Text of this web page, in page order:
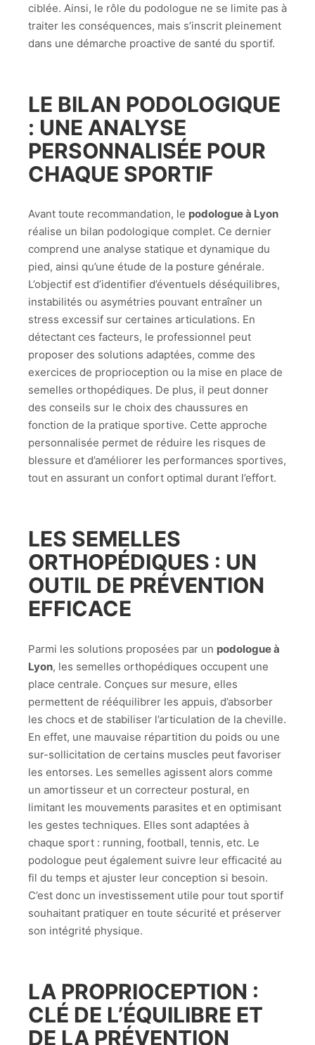
ciblée. Ainsi, le rôle du podologue ne se limite pas à
traiter les conséquences, mais s’inscrit pleinement
dans une démarche proactive de santé du sportif.
LE BILAN PODOLOGIQUE
: UNE ANALYSE
PERSONNALISÉE POUR
CHAQUE SPORTIF
Avant toute recommandation, le podologue à Lyon
réalise un bilan podologique complet. Ce dernier
comprend une analyse statique et dynamique du
pied, ainsi qu’une étude de la posture générale.
L’objectif est d’identifier d’éventuels déséquilibres,
instabilités ou asymétries pouvant entraîner un
stress excessif sur certaines articulations. En
détectant ces facteurs, le professionnel peut
proposer des solutions adaptées, comme des
exercices de proprioception ou la mise en place de
semelles orthopédiques. De plus, il peut donner
des conseils sur le choix des chaussures en
fonction de la pratique sportive. Cette approche
personnalisée permet de réduire les risques de
blessure et d’améliorer les performances sportives,
tout en assurant un confort optimal durant l’effort.
LES SEMELLES
ORTHOPÉDIQUES : UN
OUTIL DE PRÉVENTION
EFFICACE
Parmi les solutions proposées par un podologue à
Lyon, les semelles orthopédiques occupent une
place centrale. Conçues sur mesure, elles
permettent de rééquilibrer les appuis, d’absorber
les chocs et de stabiliser l’articulation de la cheville.
En effet, une mauvaise répartition du poids ou une
sur-sollicitation de certains muscles peut favoriser
les entorses. Les semelles agissent alors comme
un amortisseur et un correcteur postural, en
limitant les mouvements parasites et en optimisant
les gestes techniques. Elles sont adaptées à
chaque sport : running, football, tennis, etc. Le
podologue peut également suivre leur efficacité au
fil du temps et ajuster leur conception si besoin.
C’est donc un investissement utile pour tout sportif
souhaitant pratiquer en toute sécurité et préserver
son intégrité physique.
LA PROPRIOCEPTION :
CLÉ DE L’ÉQUILIBRE ET
DE LA PRÉVENTION